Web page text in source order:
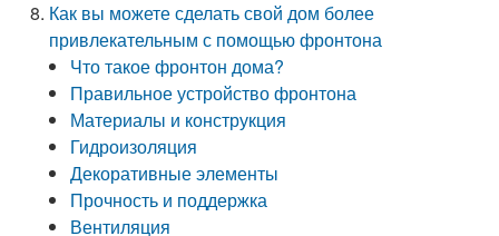
Как вы можете сделать свой дом более
привлекательным с помощью фронтона
Что такое фронтон дома?
Правильное устройство фронтона
Материалы и конструкция
Гидроизоляция
Декоративные элементы
Прочность и поддержка
Вентиляция